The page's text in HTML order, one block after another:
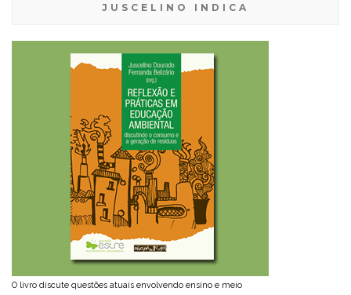
JUSCELINO INDICA
O livro discute questões atuais envolvendo ensino e meio